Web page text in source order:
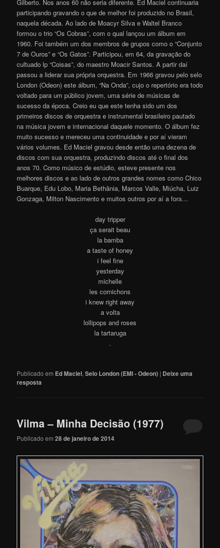
Gilberto. Nos anos 60 não seria diferente. Ed Maciel continuaria
participando gravando o que de melhor foi produzido no Brasil,
naquela década. Ao lado de Moacyr Silva e Waltel Branco
formou o trio “Os Cobras”, com o qual lançou um álbum em
1960. Foi também um dos membros de grupos como o “Conjunto
7 de Ouros” e “Os Gatos”. Participou, em 64, da gravação do
cultuado lp “Coisas”, do maestro Moacir Santos. A partir daí
passou a liderar sua própria orquestra. Em 1966 gravou pelo selo
London (Odeon) este álbum, “Na Onda”, cujo o repertório era todo
voltado para um público jovem, uma série de músicas de
sucesso da época. Creio eu que este tenha sido um dos
primeiros discos de orquestra e instrumental brasileiro pautado
na música jovem e internacional daquele momento. O álbum fez
muito sucesso e mereceu uma continuidade e por aí vieram
vários volumes. Ed Maciel gravou desde então uma dezena de
discos com sua orquestra, produzindo discos até o final dos
anos 70. Como músico de estúdio, esteve presente nos
melhores discos e ao lado de outros grandes nomes como Chico
Buarque, Edu Lobo, Maria Bethânia, Marcos Valle, Miúcha, Luiz
Gonzaga, Milton Nascimento e muitos outros por aí a fora…
day tripper
ça serait beau
la bamba
a taste of honey
i feel fine
yesterday
michelle
les cornichons
i knew right away
a volta
lollipops and roses
la tartaruga
.
Publicado em Ed Maciel,Selo London (EMI - Odeon) | Deixe uma
resposta
Vilma – Minha Decisão (1977)
Publicado em28 de janeiro de 2014